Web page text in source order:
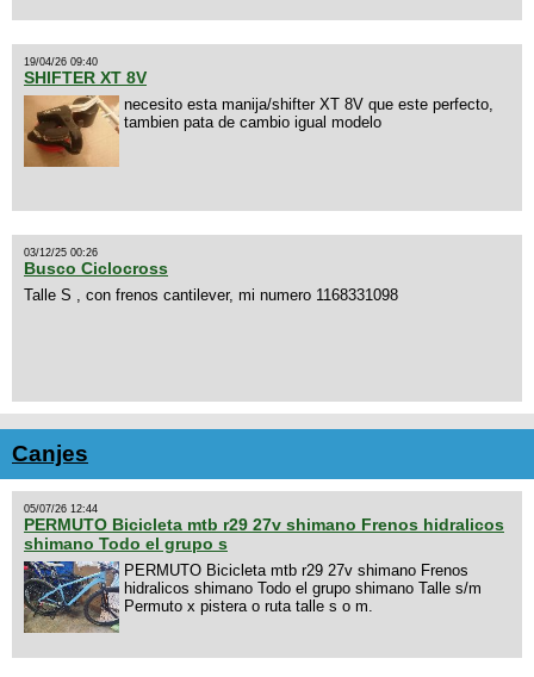
19/04/26 09:40
SHIFTER XT 8V
necesito esta manija/shifter XT 8V que este perfecto,
tambien pata de cambio igual modelo
03/12/25 00:26
Busco Ciclocross
Talle S , con frenos cantilever, mi numero 1168331098
Canjes
05/07/26 12:44
PERMUTO Bicicleta mtb r29 27v shimano Frenos hidralicos
shimano Todo el grupo s
PERMUTO Bicicleta mtb r29 27v shimano Frenos
hidralicos shimano Todo el grupo shimano Talle s/m
Permuto x pistera o ruta talle s o m.